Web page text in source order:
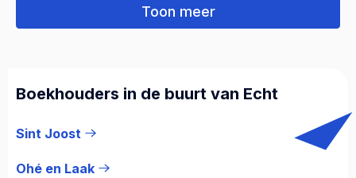
Toon meer
Boekhouders in de buurt van Echt
Sint Joost
Ohé en Laak